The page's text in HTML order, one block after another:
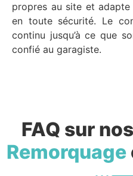
propres au site et
en toute sécurité. Le
continu jusqu’à ce que
confié au garagiste.
FAQ sur
Remorquage